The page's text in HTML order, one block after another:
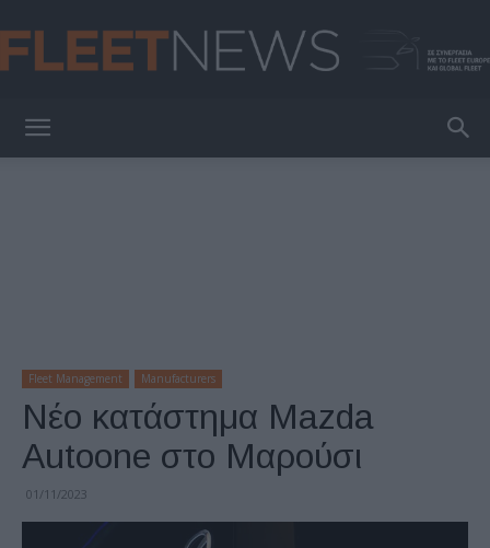
Fleet Management Manufacturers
Νέο κατάστημα Mazda
Autoone στο Μαρούσι
01/11/2023